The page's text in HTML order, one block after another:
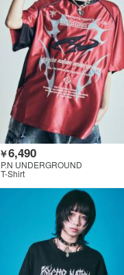
￥6,490
P.N UNDERGROUND
T-Shirt